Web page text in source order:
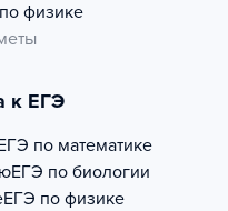
физике
к ЕГЭ
по математике
ЕГЭ по биологии
ЕГЭ по физике